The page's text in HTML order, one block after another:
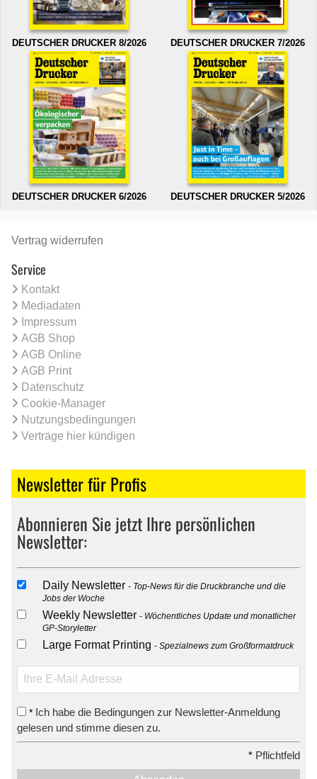
DEUTSCHER DRUCKER 8/2026 DEUTSCHER DRUCKER 7/2026
DEUTSCHER DRUCKER 6/2026 DEUTSCHER DRUCKER 5/2026
Vertrag widerrufen
Service
Kontakt
Mediadaten
Impressum
AGB Shop
AGB Online
AGB Print
Datenschutz
Cookie-Manager
Nutzungsbedingungen
Verträge hier kündigen
Newsletter für Profis
Abonnieren Sie jetzt Ihre persönlichen
Newsletter:
Daily Newsletter
Top-News für die Druckbranche und die
Jobs der Woche
Weekly Newsletter
Wöchentliches Update und monatlicher
GP-Storyletter
Large Format Printing Spezialnews zum Großformatdruck
* Ich habe die Bedingungen zur Newsletter-Anmeldung
gelesen und stimme diesen zu.
* Pflichtfeld